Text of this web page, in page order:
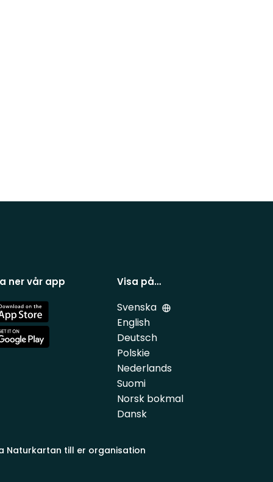
ner vår app Visa på…
Svenska
English
Deutsch
Polskie
Nederlands
Suomi
Norsk bokmal
Dansk
Naturkartan till er organisation